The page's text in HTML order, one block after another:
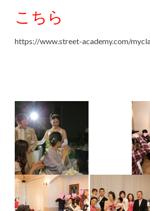
こちら
https://www.street-academy.com/